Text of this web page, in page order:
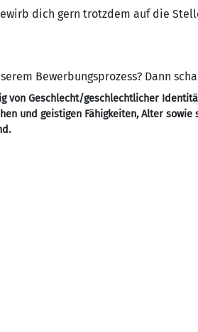
dich gern trotzdem auf die
Bewerbungsprozess? Dann
von Geschlecht/geschlechtlicher
und geistigen Fähigkeiten, Alter